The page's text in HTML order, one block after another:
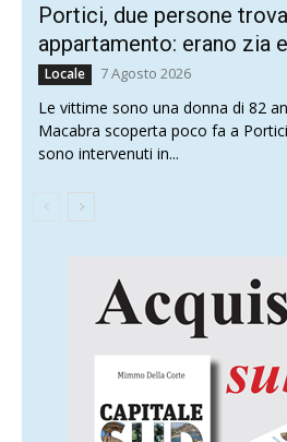
Portici, due persone
appartamento: erano zia
Locale 7 Agosto 2026
Le vittime sono una donna di 82
Macabra scoperta poco fa a
sono intervenuti in...